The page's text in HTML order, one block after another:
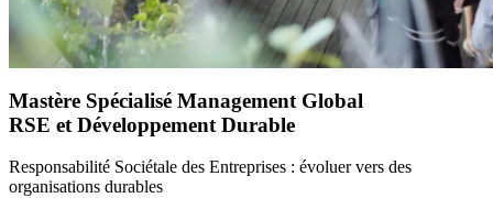
Mastère Spécialisé Management Global
RSE et Développement Durable
Responsabilité Sociétale des Entreprises : évoluer vers des
organisations durables